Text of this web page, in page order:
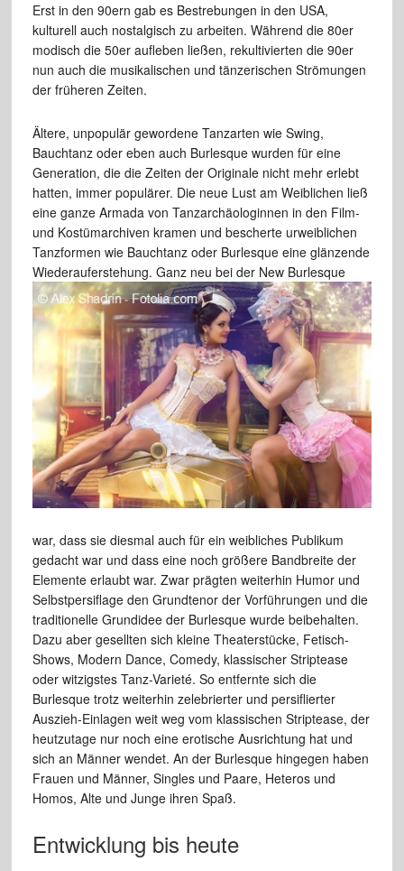
Erst in den 90ern gab es Bestrebungen in den USA,
kulturell auch nostalgisch zu arbeiten. Während die 80er
modisch die 50er aufleben ließen, rekultivierten die 90er
nun auch die musikalischen und tänzerischen Strömungen
der früheren Zeiten.
Ältere, unpopulär gewordene Tanzarten wie Swing,
Bauchtanz oder eben auch Burlesque wurden für eine
Generation, die die Zeiten der Originale nicht mehr erlebt
hatten, immer populärer. Die neue Lust am Weiblichen ließ
eine ganze Armada von Tanzarchäologinnen in den Film-
und Kostümarchiven kramen und bescherte urweiblichen
Tanzformen wie Bauchtanz oder Burlesque eine glänzende
Wiederauferstehung. Ganz neu bei der New Burlesque
war, dass sie diesmal auch für ein weibliches Publikum
gedacht war und dass eine noch größere Bandbreite der
Elemente erlaubt war. Zwar prägten weiterhin Humor und
Selbstpersiflage den Grundtenor der Vorführungen und die
traditionelle Grundidee der Burlesque wurde beibehalten.
Dazu aber gesellten sich kleine Theaterstücke, Fetisch-
Shows, Modern Dance, Comedy, klassischer Striptease
oder witzigstes Tanz-Varieté. So entfernte sich die
Burlesque trotz weiterhin zelebrierter und persiflierter
Auszieh-Einlagen weit weg vom klassischen Striptease, der
heutzutage nur noch eine erotische Ausrichtung hat und
sich an Männer wendet. An der Burlesque hingegen haben
Frauen und Männer, Singles und Paare, Heteros und
Homos, Alte und Junge ihren Spaß.
Entwicklung bis heute